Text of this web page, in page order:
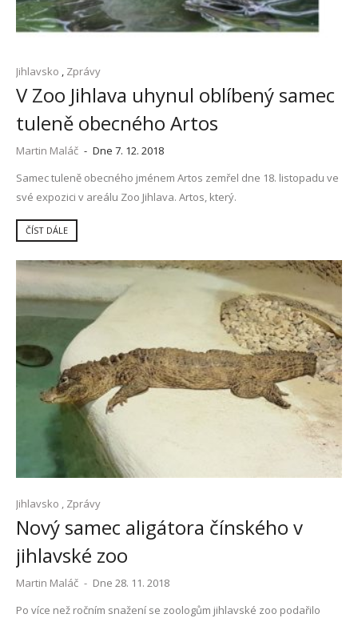
Jihlavsko Zprávy
V Zoo Jihlava uhynul oblíbený samec
tuleně obecného Artos
Martin Maláč - Dne 7. 12. 2018
Samec tuleně obecného jménem Artos zemřel dne 18. listopadu ve
své expozici v areálu Zoo Jihlava. Artos, který.
ČÍST DÁLE
Jihlavsko Zprávy
Nový samec aligátora čínského v
jihlavské zoo
Martin Maláč - Dne 28. 11. 2018
Po více než ročním snažení se zoologům jihlavské zoo podařilo